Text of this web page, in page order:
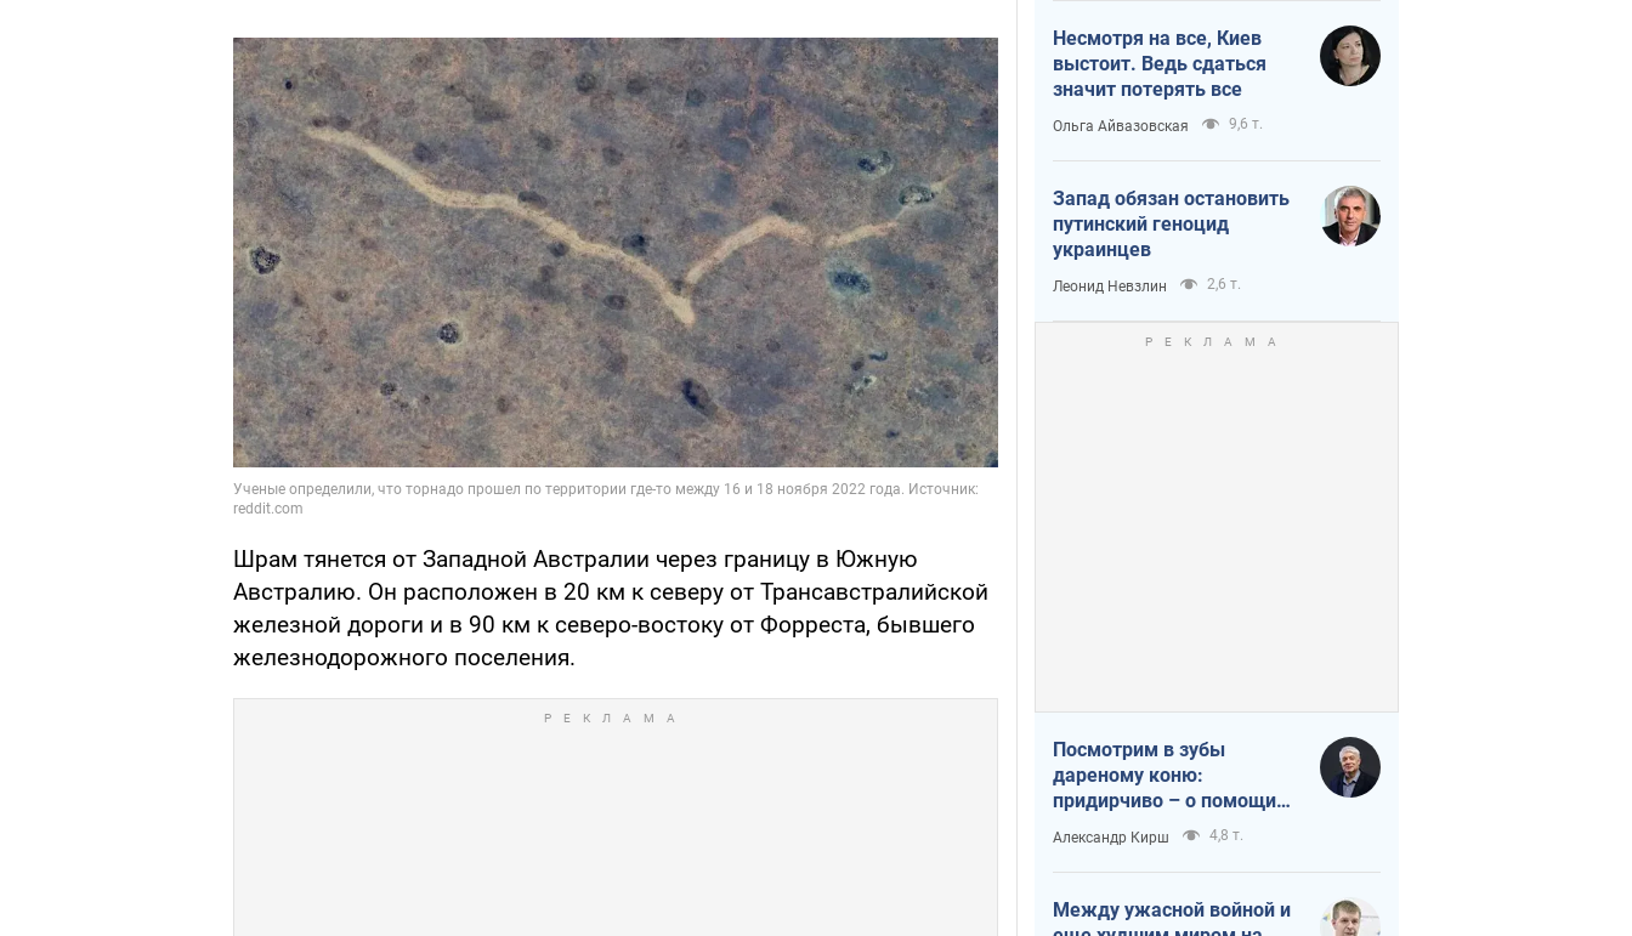
Шрам тянется от Западной Австралии через границу в Южную
Австралию. Он расположен в 20 км к северу от Трансавстралийской
железной дороги и в 90 км к северо-востоку от Форреста, бывшего
железнодорожного поселения.
Несмотря на все, Киев
выстоит. Ведь сдаться
значит потерять все
Ольга Айвазовская 9,6 т.
Запад обязан остановить
путинский геноцид
украинцев
Леонид Невзлин 2,6 т.
Посмотрим в зубы
дареному коню:
придирчиво – о помощи
Украине
Александр Кирш 4,8 т.
Между ужасной войной и